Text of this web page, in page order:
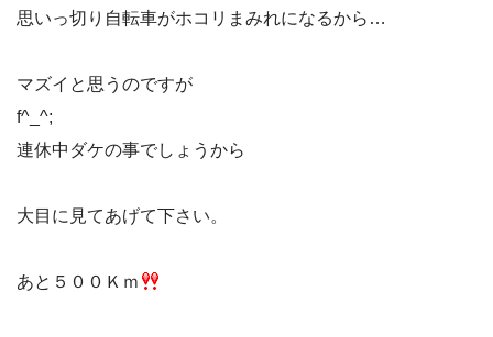
思いっ切り自転車がホコリまみれになるから…
マズイと思うのですが
f^_^;
連休中ダケの事でしょうから
大目に見てあげて下さい。
あと５００Ｋｍ